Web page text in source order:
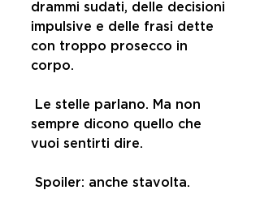
drammi sudati, delle decisioni
impulsive e delle frasi dette
con troppo prosecco in
corpo.
sempre dicono quello che
vuoi sentirti dire.
Spoiler: anche stavolta.